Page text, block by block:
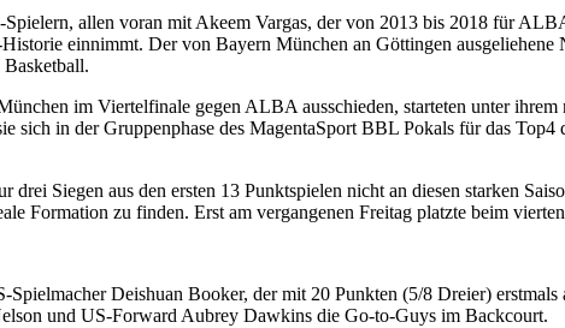
allen voran mit Akeem Vargas, der von 2013 bis 2018 für
einnimmt. Der von Bayern München an Göttingen ausgeliehene
im Viertelfinale gegen ALBA ausschieden, starteten unter
sich in der Gruppenphase des MagentaSport BBL Pokals für das
Siegen aus den ersten 13 Punktspielen nicht an diesen starken
Formation zu finden. Erst am vergangenen Freitag platzte beim
Deishuan Booker, der mit 20 Punkten (5/8 Dreier)
und US-Forward Aubrey Dawkins die Go-to-Guys im Backcourt.